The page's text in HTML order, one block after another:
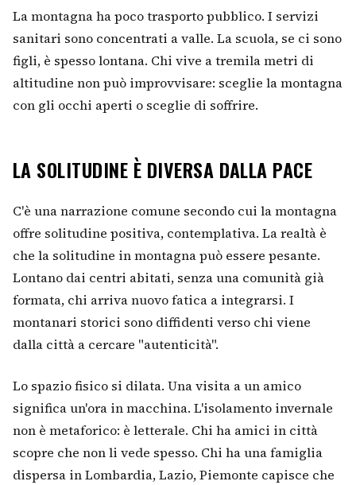
La montagna ha poco trasporto pubblico. I servizi
sanitari sono concentrati a valle. La scuola, se ci sono
figli, è spesso lontana. Chi vive a tremila metri di
altitudine non può improvvisare: sceglie la montagna
con gli occhi aperti o sceglie di soffrire.
LA SOLITUDINE È DIVERSA DALLA PACE
C'è una narrazione comune secondo cui la montagna
offre solitudine positiva, contemplativa. La realtà è
che la solitudine in montagna può essere pesante.
Lontano dai centri abitati, senza una comunità già
formata, chi arriva nuovo fatica a integrarsi. I
montanari storici sono diffidenti verso chi viene
dalla città a cercare "autenticità".
Lo spazio fisico si dilata. Una visita a un amico
significa un'ora in macchina. L'isolamento invernale
non è metaforico: è letterale. Chi ha amici in città
scopre che non li vede spesso. Chi ha una famiglia
dispersa in Lombardia, Lazio, Piemonte capisce che